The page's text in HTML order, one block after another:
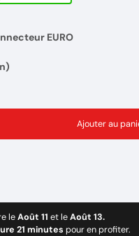
EURO
Ajouter au
leAoût 11 et leAoût 13.
21 minutes pour en profiter.